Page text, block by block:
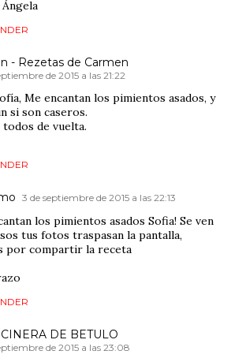
- Rezetas de Carmen
de 2015 a las 21:22
Me encantan los pimientos asados, y
si son caseros.
todos de vuelta.
3 de septiembre de 2015 a las 22:13
los pimientos asados Sofia! Se ven
tus fotos traspasan la pantalla,
por compartir la receta
DE BETULO
de 2015 a las 23:08